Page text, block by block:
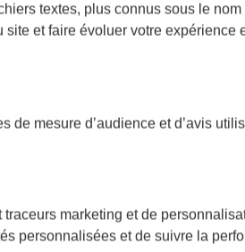
textes, plus connus sous le nom
et faire évoluer votre expérience
de mesure d’audience et d’avis
traceurs marketing et de
personnalisées et de suivre la